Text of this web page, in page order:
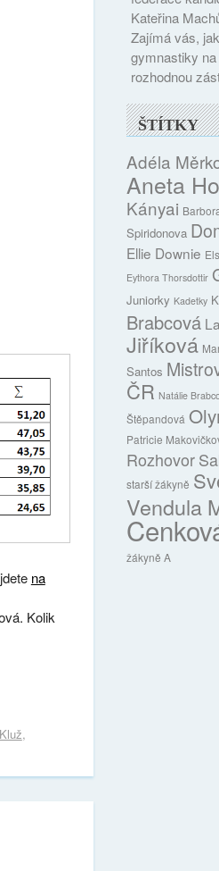
na
Kolik
,
Kateřina
Zajímá vás,
gymnastiky
rozhodnou
ŠTÍTKY
Adéla
Aneta
Kányai
Spiridonova
Ellie Downie
Eythora Thorsdottir
Juniorky Kadetky
Brabcová
Jiříková
Santos
ČR Natálie
Štěpandová
Patricie
Rozhovor
starší žákyně
Vendula
žákyně A